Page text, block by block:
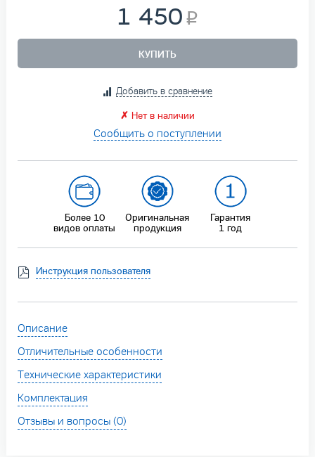
1 450
КУПИТЬ
Добавить в сравнение
✗ Нет в наличии
Сообщить о поступлении
Более 10
видов оплаты
Оригинальная
продукция
Гарантия
1 год
Инструкция пользователя
Описание
Отличительные особенности
Технические характеристики
Комплектация
Отзывы и вопросы (0)